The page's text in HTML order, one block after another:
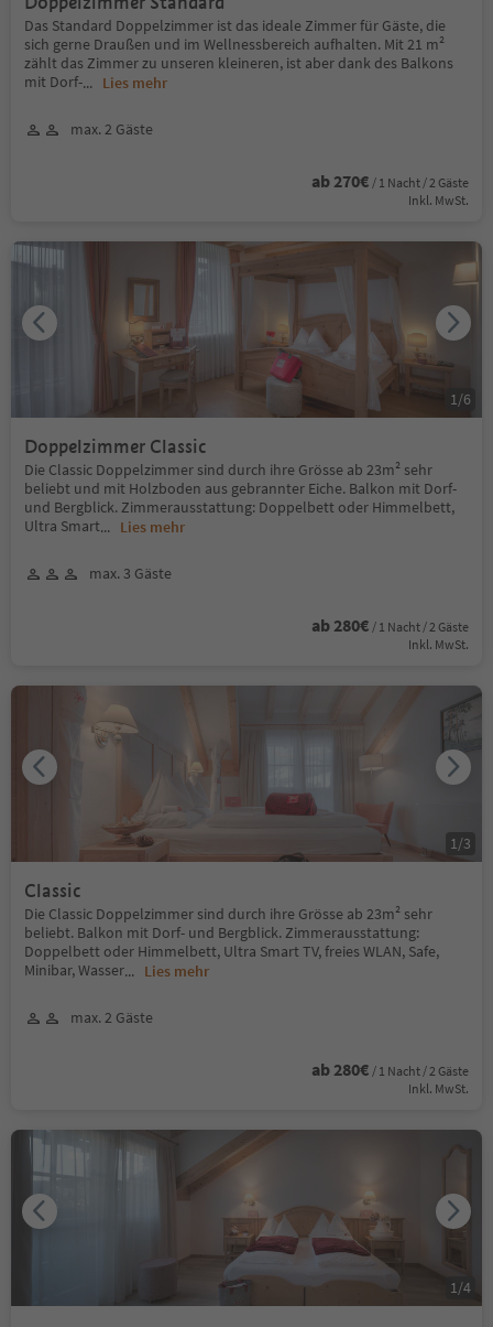
Das Standard Doppelzimmer ist das ideale Zimmer für Gäste, die
sich gerne Draußen und im Wellnessbereich aufhalten. Mit 21 m²
zählt das Zimmer zu unseren kleineren, ist aber dank des Balkons
mit Dorf-... Lies mehr
max. 2 Gäste
ab 270€ / 1 Nacht / 2 Gäste
Inkl. MwSt.
Doppelzimmer Classic
Die Classic Doppelzimmer sind durch ihre Grösse ab 23m² sehr
beliebt und mit Holzboden aus gebrannter Eiche. Balkon mit Dorf-
und Bergblick. Zimmerausstattung: Doppelbett oder Himmelbett,
Ultra Smart... Lies mehr
max. 3 Gäste
ab 280€ / 1 Nacht / 2 Gäste
Inkl. MwSt.
1/6
Classic
Die Classic Doppelzimmer sind durch ihre Grösse ab 23m² sehr
beliebt. Balkon mit Dorf- und Bergblick. Zimmerausstattung:
Doppelbett oder Himmelbett, Ultra Smart TV, freies WLAN, Safe,
Minibar, Wasser... Lies mehr
max. 2 Gäste
ab 280€ / 1 Nacht / 2 Gäste
Inkl. MwSt.
1/3
1/4